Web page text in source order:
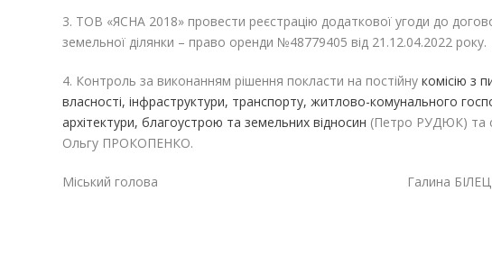
3. ТОВ «ЯСНА 2018» провести реєстрацію додаткової угоди до
земельної ділянки – право оренди №48779405 від 21.12.04.2022 року.
4. Контроль за виконанням рішення покласти на постійну комісію з
власності, інфраструктури, транспорту, житлово-комунального
архітектури, благоустрою та земельних відносин (Петро РУДЮК) та
Ольгу ПРОКОПЕНКО.
Міський голова Галина